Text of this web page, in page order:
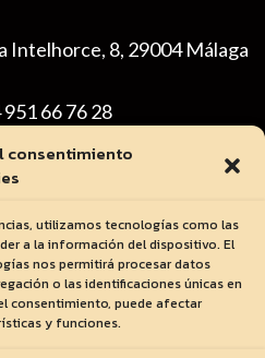
consentimiento
utilizamos tecnologías como las
a la información del dispositivo. El
nos permitirá procesar datos
o las identificaciones únicas en
consentimiento, puede afectar
y funciones.
Intelhorce, 8, 29004 Málaga
951 66 76 28